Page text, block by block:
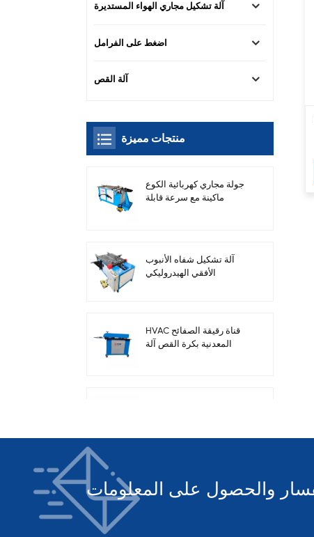
آلة تشكيل مجاري الهواء المستديرة
اضغط على الفرامل
آلة القص
منتجات مميزة
جولة مجاري كهربائية الكوع
ماكينة مع سرعة قابلة
آلة تشكيل شفاه الأنبوب
الأفقي الهيدروليكي
HVAC قناة رقيقة الصفائح
المعدنية بكرة القص آلة
لصنع مجاري HVAC المربعة